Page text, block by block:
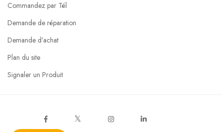
Commandez par Tél
Demande de réparation
Demande d’achat
Plan du site
Signaler un Produit